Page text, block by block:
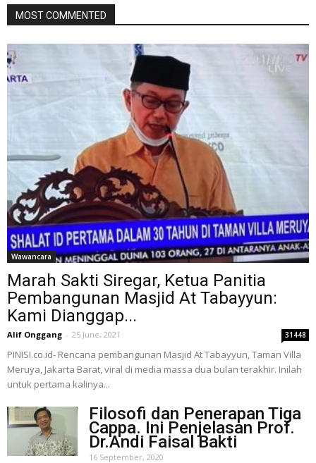
MOST COMMENTED
Wawancara
Marah Sakti Siregar, Ketua Panitia
Pembangunan Masjid At Tabayyun:
Kami Dianggap...
Alif Onggang - 25 June, 2021 31448
PINISI.co.id- Rencana pembangunan Masjid At Tabayyun, Taman Villa
Meruya, Jakarta Barat, viral di media massa dua bulan terakhir. Inilah
untuk pertama kalinya...
Filosofi dan Penerapan Tiga
Cappa. Ini Penjelasan Prof.
Dr.Andi Faisal Bakti
16 September, 2020